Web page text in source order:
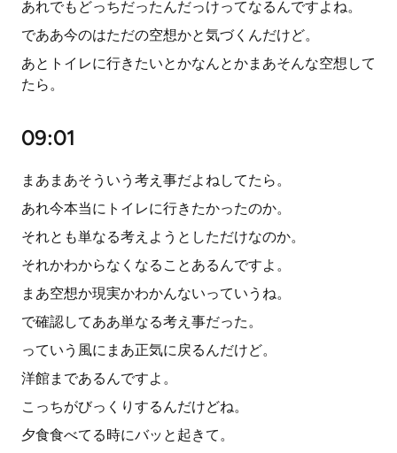
あれでもどっちだったんだっけってなるんですよね。
でああ今のはただの空想かと気づくんだけど。
あとトイレに行きたいとかなんとかまあそんな空想して
たら。
09:01
まあまあそういう考え事だよねしてたら。
あれ今本当にトイレに行きたかったのか。
それとも単なる考えようとしただけなのか。
それかわからなくなることあるんですよ。
まあ空想か現実かわかんないっていうね。
で確認してああ単なる考え事だった。
っていう風にまあ正気に戻るんだけど。
洋館まであるんですよ。
こっちがびっくりするんだけどね。
夕食食べてる時にバッと起きて。